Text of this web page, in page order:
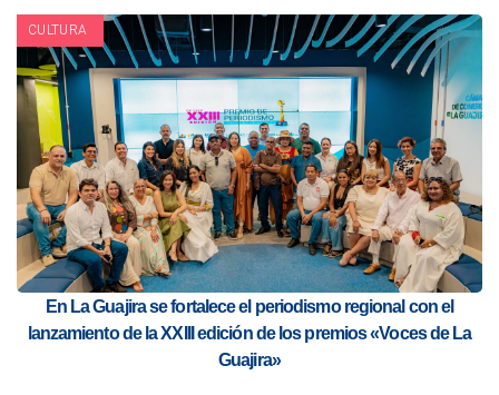
CULTURA
En La Guajira se fortalece el periodismo regional con el
lanzamiento de la XXIII edición de los premios «Voces de La
Guajira»